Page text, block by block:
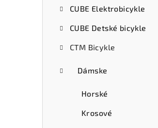
CUBE Elektrobicykle
CUBE Detské bicykle
CTM Bicykle
Dámske
Horské
Krosové